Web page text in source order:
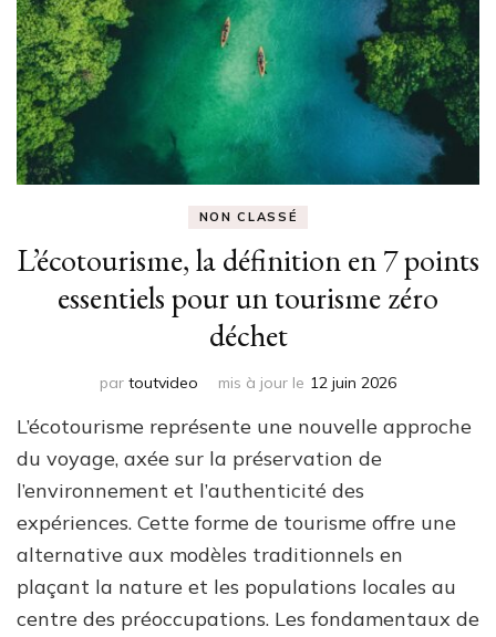
NON CLASSÉ
L’écotourisme, la définition en 7 points
essentiels pour un tourisme zéro
déchet
par toutvideo mis à jour le 12 juin 2026
L’écotourisme représente une nouvelle approche
du voyage, axée sur la préservation de
l’environnement et l’authenticité des
expériences. Cette forme de tourisme offre une
alternative aux modèles traditionnels en
plaçant la nature et les populations locales au
centre des préoccupations. Les fondamentaux de